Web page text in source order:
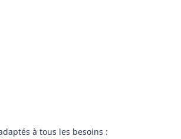
à tous les besoins :